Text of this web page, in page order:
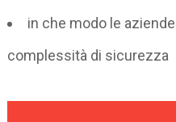
in che modo le
complessità di sicurezza